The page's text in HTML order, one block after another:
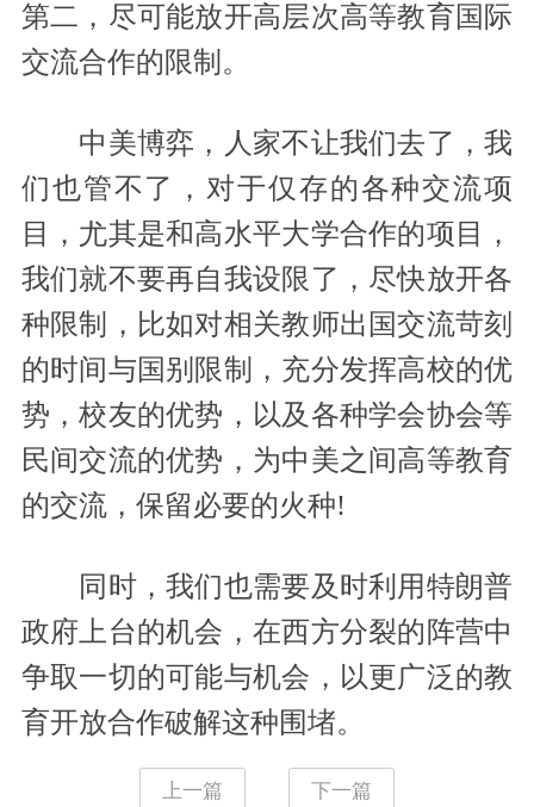
第二，尽可能放开高层次高等教育国际
交流合作的限制。
中美博弈，人家不让我们去了，我
们也管不了，对于仅存的各种交流项
目，尤其是和高水平大学合作的项目，
我们就不要再自我设限了，尽快放开各
种限制，比如对相关教师出国交流苛刻
的时间与国别限制，充分发挥高校的优
势，校友的优势，以及各种学会协会等
民间交流的优势，为中美之间高等教育
的交流，保留必要的火种!
同时，我们也需要及时利用特朗普
政府上台的机会，在西方分裂的阵营中
争取一切的可能与机会，以更广泛的教
育开放合作破解这种围堵。
上一篇 下一篇